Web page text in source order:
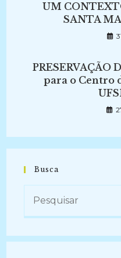
UM
SANTA
PRESERVAÇÃO
para o Centro
Busca